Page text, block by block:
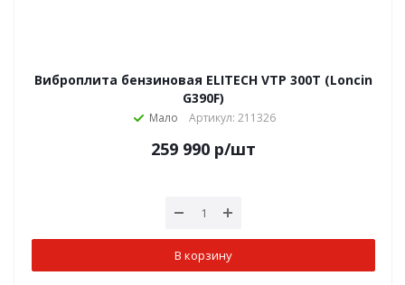
Виброплита бензиновая ELITECH VTP 300T (Loncin
G390F)
Мало Артикул: 211326
259 990 р/шт
В корзину